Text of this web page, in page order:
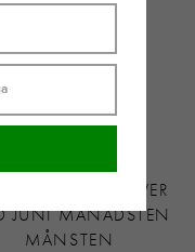
I SILVER
JUNI MÅNADSTEN
MÅNSTEN